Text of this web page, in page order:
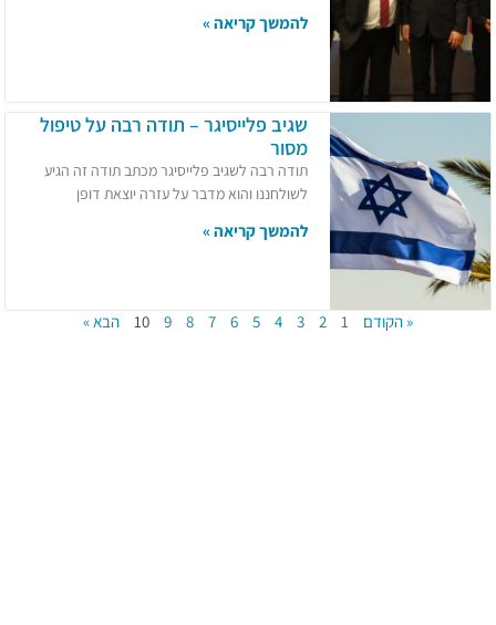
להמשך קריאה »
שגיב פלייסיגר – תודה רבה על טיפול
מסור
תודה רבה לשגיב פלייסיגר מכתב תודה זה הגיע
לשולחננו והוא מדבר על עזרה יוצאת דופן
להמשך קריאה »
« הקודם 1
2
3
4
5
6
7
8
9
10 הבא »